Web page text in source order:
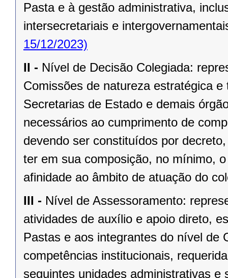
Pasta e à gestão administrativa,
intersecretariais e
15/12/2023)
II - Nível de Decisão Colegiada:
Comissões de natureza estratégica
Secretarias de Estado e demais
necessários ao cumprimento de
devendo ser constituídos por
ter em sua composição, no mínimo,
afinidade ao âmbito de atuação do
III - Nível de Assessoramento:
atividades de auxílio e apoio direto,
Pastas e aos integrantes do nível de
competências institucionais,
seguintes unidades administrativas e